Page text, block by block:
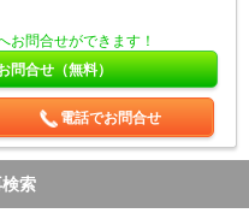
お問合せができます！
問合せ（無料）
電話でお問合せ
索